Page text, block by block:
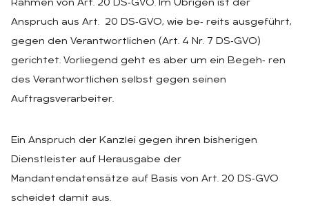
Rahmen von Art. 20 DS‑GVO. Im Übrigen ist der
Anspruch aus Art. 20 DS‑GVO, wie be‑ reits ausgeführt,
gegen den Verantwortlichen (Art. 4 Nr. 7 DS‑GVO)
gerichtet. Vorliegend geht es aber um ein Begeh‑ ren
des Verantwortlichen selbst gegen seinen
Auftragsverarbeiter.
Ein Anspruch der Kanzlei gegen ihren bisherigen
Dienstleister auf Herausgabe der
Mandantendatensätze auf Basis von Art. 20 DS‑GVO
scheidet damit aus.